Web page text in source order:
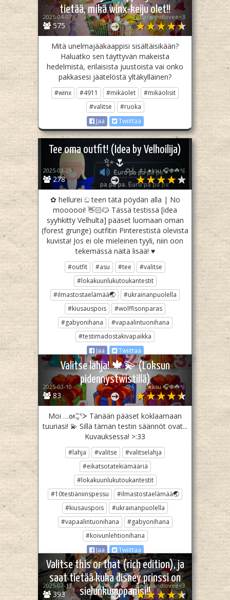
tietää, mikä winx-keiju olet!!
575
2025-04-07 peaceandlovee<3
Mitä unelmajääkaappisi sisältäisikään?
Haluatko sen täyttyvän makeista
hedelmistä, erilaisista juustoista vai onko
pakkasesi jäätelöstä yltäkylläinen?
#winx #4911 #mikäolet
#mikäolisit
#valitse
#ruoka
Jaa
Twiittaa
Tee oma outfit! (Idea by Velhoilija)
✨🌷
278
2025-03-29 🌻𝄞 . # L★ksu 🎧🍓☘️🫧
✿ hellurei ඞ teen tätä pöydän alla | No
moooooi! 👋🏻😼 Tässä testissä [idea
syyhkitty Velhulta] pääset luomaan oman
(forest grunge) outfitin Pinterestistä olevista
kuvista! Jos ei ole mieleinen tyyli, niin oon
tekemässä näitä lisää! ♥
#outfit #asu #tee
#valitse
#lokakuunlukutoukantestit
#ilmastostaelämää🌏
#ukrainanpuolella
#kiusauspois
#wolffisonparas
#gabyonihana
#vapaalintuonihana
#testimadostakivapaikka
Jaa
Twiittaa
Valitse lahja! 🍁💫 (Loksun
pidennystwistillä)
83
2025-03-10 🌻𝄞 . # L★ksu 🎧🍓☘️🫧
Moi …⁠ᘛ⁠⁐̤⁠ᕐ⁠ᐷ Tänään pääset koklaamaan
tuuriasi! 💫 Sillä tämän testin säännöt ovat...
Kuvauksessa! >:33
#lahja #valitse
#valitselahja
#eikatsotatekiämääriä
#lokakuunlukutoukantestit
#10testiäniinspessu
#ilmastostaelämää🌏
#kiusauspois
#ukrainanpuolella
#vapaalintuonihana
#gabyonihana
#koivunlehtionihana
Jaa
Twiittaa
Valitse this or that (rich edition), ja
saat tietää kuka disney prinssi on
sielunkumppanisi!!
393
2025-02-13 peaceandlovee<3